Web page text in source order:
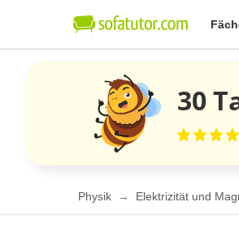
30
Physik Elektrizität und